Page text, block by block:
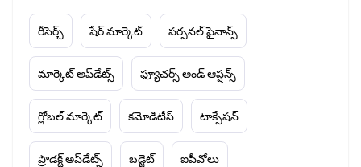
రీసెర్చ్ షేర్ మార్కెట్ పర్సనల్ ఫైనాన్స్
మార్కెట్ అప్‌డేట్స్ ఫ్యూచర్స్ అండ్ ఆప్షన్స్
గ్లోబల్ మార్కెట్ కమోడిటీస్ టాక్సేషన్
ప్రొడక్ట్ అప్‌డేట్స్ బడ్జెట్ ఐపీవోలు